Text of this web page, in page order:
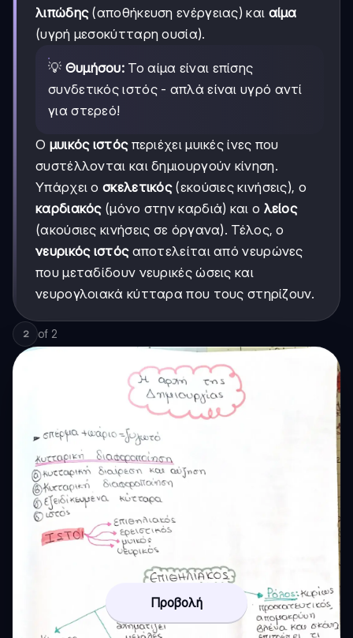
λιπώδης(αποθήκευση ενέργειας) και αίμα
(υγρή μεσοκύτταρη ουσία).
💡 Θυμήσου: Το αίμα είναι επίσης
συνδετικός ιστός - απλά είναι υγρό αντί
για στερεό!
Ο μυικός ιστόςπεριέχει μυικές ίνες που
συστέλλονται και δημιουργούν κίνηση.
Υπάρχει οσκελετικός(εκούσιες κινήσεις), ο
καρδιακός(μόνο στην καρδιά) και ο λείος
(ακούσιες κινήσεις σε όργανα). Τέλος, ο
νευρικός ιστόςαποτελείται από νευρώνες
που μεταδίδουν νευρικές ώσεις και
νευρογλοιακά κύτταρα που τους στηρίζουν.
2 of 2
Προβολή